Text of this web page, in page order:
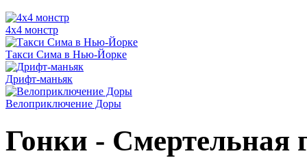
4х4 монстр
Такси Сима в Нью-Йорке
Дрифт-маньяк
Велоприключение Доры
Гонки - Смертельная